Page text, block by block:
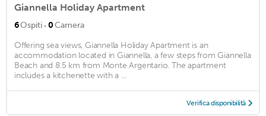
Giannella Holiday Apartment
6Ospiti · 0Camera
Offering sea views, Giannella Holiday Apartment is an
accommodation located in Giannella, a few steps from Giannella
Beach and 8.5 km from Monte Argentario. The apartment
includes a kitchenette with a ...
Verifica disponibilità